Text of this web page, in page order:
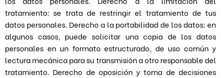
tratamiento: se trata de restringir el tratamiento de tus
datos personales. Derecho a la portabilidad de los datos: en
algunos casos, puede solicitar una copia de los datos
personales en un formato estructurado, de uso común y
lectura mecánica para su transmisión a otro responsable del
tratamiento. Derecho de oposición y toma de decisiones